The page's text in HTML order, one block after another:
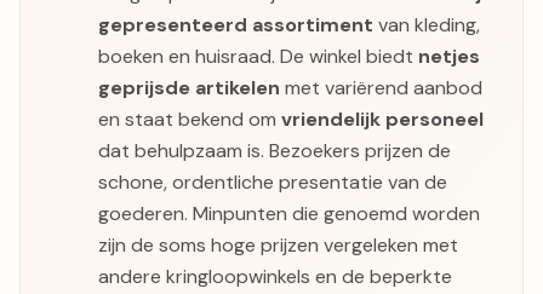
gepresenteerd assortiment van kleding,
boeken en huisraad. De winkel biedt netjes
geprijsde artikelen met variërend aanbod
en staat bekend om vriendelijk personeel
dat behulpzaam is. Bezoekers prijzen de
schone, ordentliche presentatie van de
goederen. Minpunten die genoemd worden
zijn de soms hoge prijzen vergeleken met
andere kringloopwinkels en de beperkte